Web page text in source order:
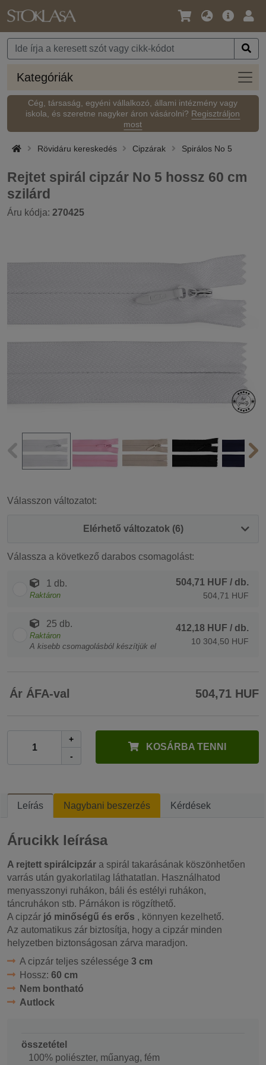
Nyelv
Pénznem
Fő
Kategóriák
Cég, társaság, egyéni vállalkozó, állami intézmény vagy
iskola, és szeretne nagyker áron vásárolni? Regisztráljon
most
Rövidáru kereskedés Cipzárak Spirálos No 5
Rejtet spirál cipzár No 5 hossz 60 cm
szilárd
Áru kódja: 270425
Válasszon változatot:
Elérhető változatok (6)
Válassza a következő darabos csomagolást:
1 db.
Raktáron
504,71 HUF / db.
504,71 HUF
25 db.
Raktáron
A kisebb csomagolásból készítjük el
412,18 HUF / db.
10 304,50 HUF
Ár ÁFA-val 504,71 HUF
+
-
KOSÁRBA TENNI
Leírás Nagybani beszerzés Kérdések
Árucikk leírása
A rejtett spirálcipzár a spirál takarásának köszönhetően
varrás után gyakorlatilag láthatatlan. Használhatod
menyasszonyi ruhákon, báli és estélyi ruhákon,
táncruhákon stb. Párnákon is rögzíthető.
A cipzár jó minőségű és erős , könnyen kezelhető.
Az automatikus zár biztosítja, hogy a cipzár minden
helyzetben biztonságosan zárva maradjon.
A cipzár teljes szélessége 3 cm
Hossz: 60 cm
Nem bontható
Autlock
összetétel
100% poliészter, műanyag, fém